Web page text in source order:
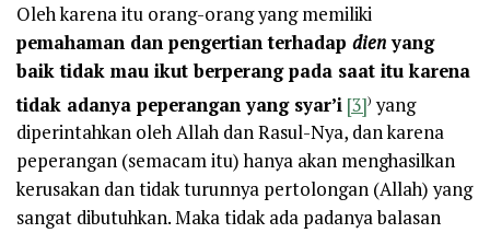
Oleh karena itu orang-orang yang memiliki
pemahaman dan pengertian terhadap dienyang
baik tidak mau ikut berperang pada saat itu karena
tidak adanya peperangan yang syar’i [3]) yang
diperintahkan oleh Allah dan Rasul-Nya, dan karena
peperangan (semacam itu) hanya akan menghasilkan
kerusakan dan tidak turunnya pertolongan (Allah) yang
sangat dibutuhkan. Maka tidak ada padanya balasan